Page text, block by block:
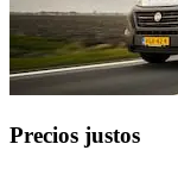
Precios justos